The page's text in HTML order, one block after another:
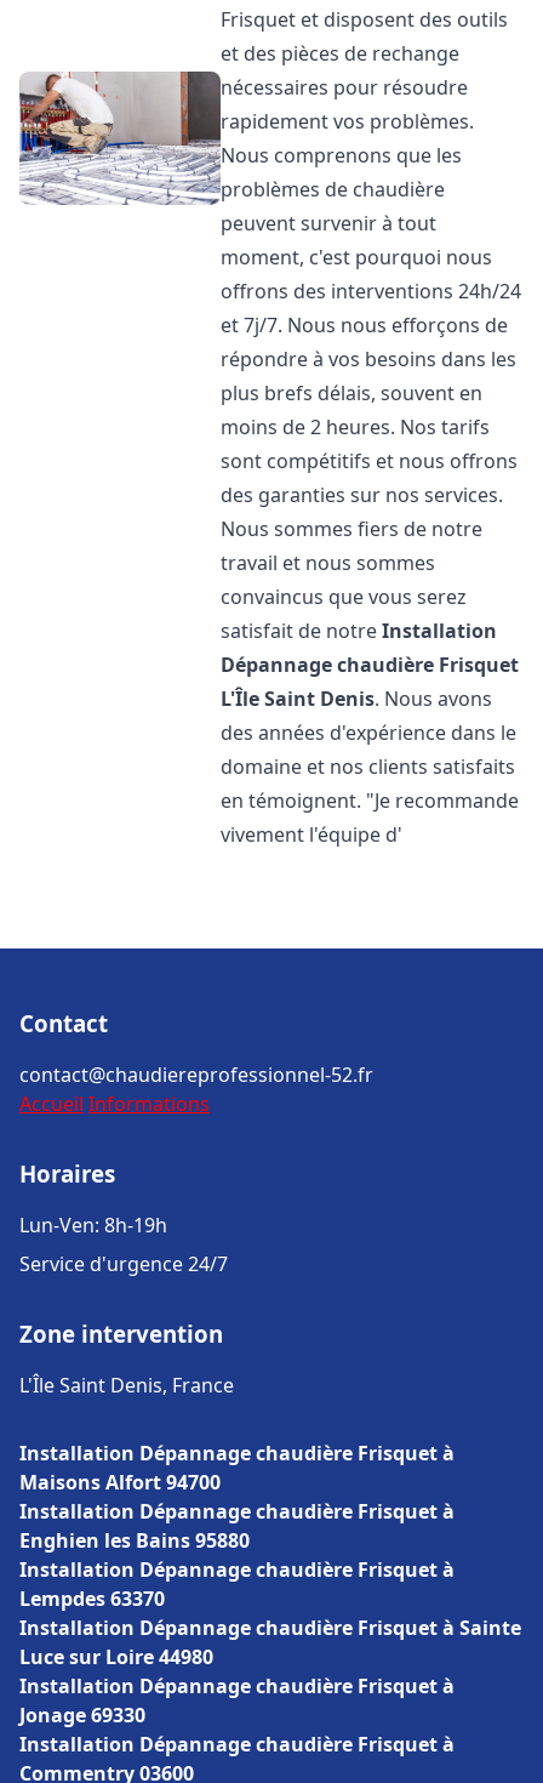
Frisquet et disposent des outils
et des pièces de rechange
nécessaires pour résoudre
rapidement vos problèmes.
Nous comprenons que les
problèmes de chaudière
peuvent survenir à tout
moment, c'est pourquoi nous
offrons des interventions 24h/24
et 7j/7. Nous nous efforçons de
répondre à vos besoins dans les
plus brefs délais, souvent en
moins de 2 heures. Nos tarifs
sont compétitifs et nous offrons
des garanties sur nos services.
Nous sommes fiers de notre
travail et nous sommes
convaincus que vous serez
satisfait de notreInstallation
Dépannage chaudière Frisquet
L'Île Saint Denis. Nous avons
des années d'expérience dans le
domaine et nos clients satisfaits
en témoignent. "Je recommande
vivement l'équipe d'
Contact
contact@chaudiereprofessionnel-52.fr
Accueil Informations
Horaires
Lun-Ven: 8h-19h
Service d'urgence 24/7
Zone intervention
L'Île Saint Denis, France
Installation Dépannage chaudière Frisquet à
Maisons Alfort 94700
Installation Dépannage chaudière Frisquet à
Enghien les Bains 95880
Installation Dépannage chaudière Frisquet à
Lempdes 63370
Installation Dépannage chaudière Frisquet à Sainte
Luce sur Loire 44980
Installation Dépannage chaudière Frisquet à
Jonage 69330
Installation Dépannage chaudière Frisquet à
Commentry 03600